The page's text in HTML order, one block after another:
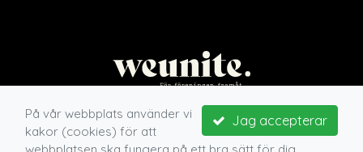
Jag accepterar
På vår webbplats använder vi
kakor (cookies) för att